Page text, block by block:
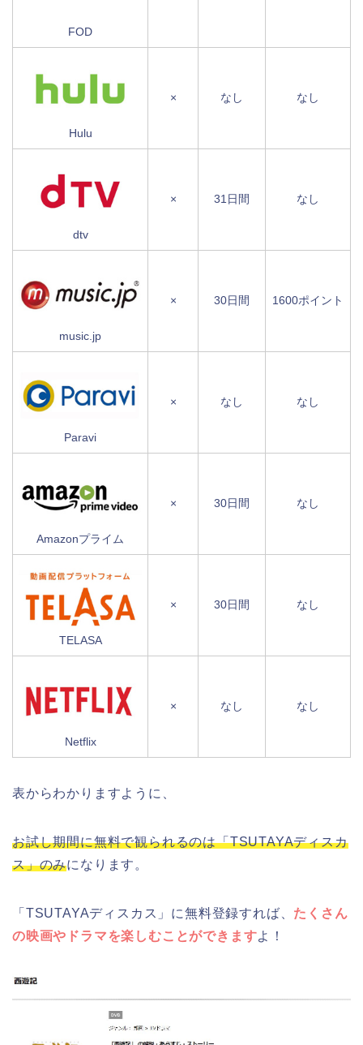
FOD
Hulu
× なし なし
dtv
× 31日間 なし
music.jp
× 30日間 1600ポイント
Paravi
× なし なし
Amazonプライム
× 30日間 なし
TELASA
× 30日間 なし
Netflix
× なし なし
表からわかりますように、
お試し期間に無料で観られるのは「TSUTAYAディスカ
ス」のみになります。
「TSUTAYAディスカス」に無料登録すれば、 たくさん
の映画やドラマを楽しむことができますよ！